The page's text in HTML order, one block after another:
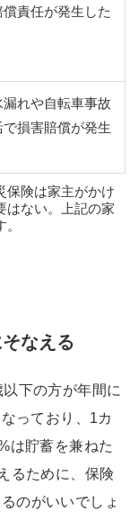
責任が発生した
れや自転車事故
損害賠償が発生
保険は家主がかけ
はない。上記の家
なえる
下の方が年間に
っており、1カ
は貯蓄を兼ねた
るために、保険
のがいいでしょ